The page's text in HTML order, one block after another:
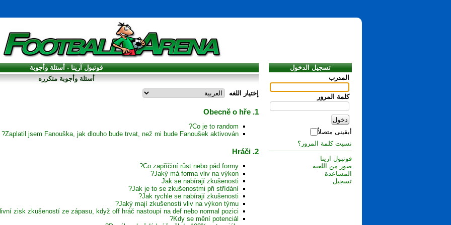
فوتبول آرینا - أسئلة وأجوبة
أسئلة وأجوبة متکرره
إختیار اللغه
1. Obecně o hře
Co je to random?
Zaplatil jsem Fanouška, jak dlouho bude trvat, než mi bude Fanoušek aktivován?
2. Hráči
Co zapříčiní růst nebo pád formy?
Jaký má forma vliv na výkon?
Jak se nabírají zkušenosti
Jak je to se zkušenostmi při střídání?
Jak rychle se nabírají zkušenosti?
Jaký mají zkušenosti vliv na výkon týmu?
zisk zkušeností ze zápasu, když off hráč nastoupí na def nebo normal pozici?
Kdy se mění potenciál?
تسجیل الدخول
المدرب
کلمة المرور
أبقینی متصلاٌ
نسیت کلمة المرور؟
فوتبول ارینا
صور من اللعبة
المساعدة
تسجیل